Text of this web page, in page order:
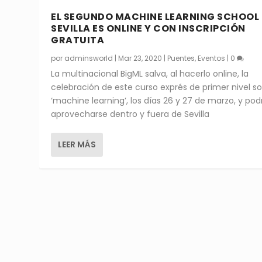
EL SEGUNDO MACHINE LEARNING SCHOOL
SEVILLA ES ONLINE Y CON INSCRIPCIÓN
GRATUITA
por adminsworld | Mar 23, 2020 | Puentes, Eventos | 0
La multinacional BigML salva, al hacerlo online, la
celebración de este curso exprés de primer nivel
‘machine learning’, los días 26 y 27 de marzo, y
aprovecharse dentro y fuera de Sevilla
LEER MÁS